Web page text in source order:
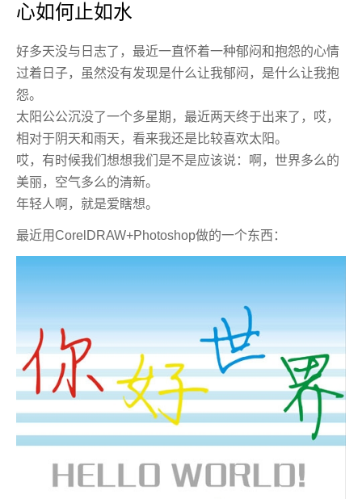
心如何止如水
好多天没与日志了，最近一直怀着一种郁闷和抱怨的心情
过着日子，虽然没有发现是什么让我郁闷，是什么让我抱
怨。
太阳公公沉没了一个多星期，最近两天终于出来了，哎，
相对于阴天和雨天，看来我还是比较喜欢太阳。
哎，有时候我们想想我们是不是应该说：啊，世界多么的
美丽，空气多么的清新。
年轻人啊，就是爱瞎想。
最近用CorelDRAW+Photoshop做的一个东西：